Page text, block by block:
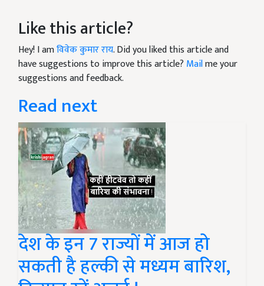
Like this article?
Hey! I amविवेक कुमार राय. Did you liked this article and
have suggestions to improve this article? Mailme your
suggestions and feedback.
Read next
देश के इन 7 राज्यों में आज हो
सकती है हल्की से मध्यम बारिश,